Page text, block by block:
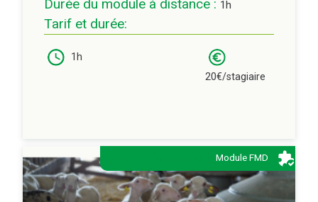
Durée du module à distance : 1h
Tarif et durée:
1h
20€/stagiaire
Module FMD
Description:
Méthode d’observation des agneaux. Le